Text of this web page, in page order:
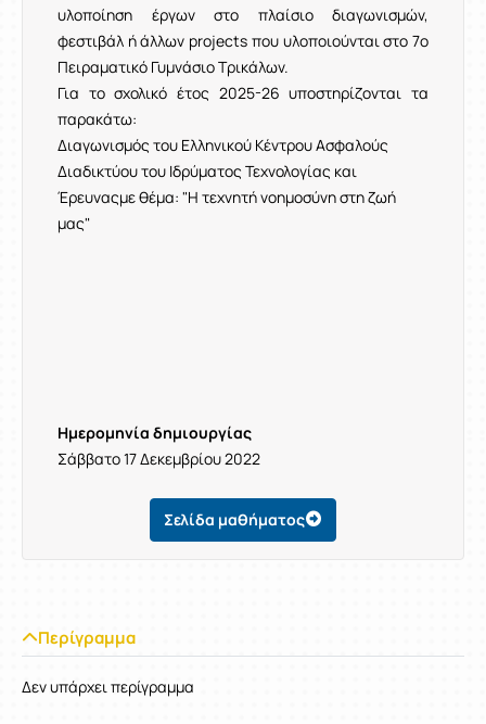
υλοποίηση έργων στο πλαίσιο διαγωνισμών,
φεστιβάλ ή άλλων projects που υλοποιούνται στο 7ο
Πειραματικό Γυμνάσιο Τρικάλων.
Για το σχολικό έτος 2025-26 υποστηρίζονται τα
παρακάτω:
Διαγωνισμός του Ελληνικού Κέντρου Ασφαλούς
Διαδικτύου του Ιδρύματος Τεχνολογίας και
Έρευναςμε θέμα: "Η τεχνητή νοημοσύνη στη ζωή
μας"
Ημερομηνία δημιουργίας
Σάββατο 17 Δεκεμβρίου 2022
Σελίδα μαθήματος
Περίγραμμα
Δεν υπάρχει περίγραμμα